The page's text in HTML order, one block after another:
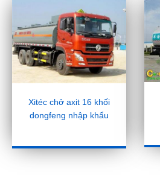
Xitéc chở axit 16 khối
dongfeng nhập khẩu